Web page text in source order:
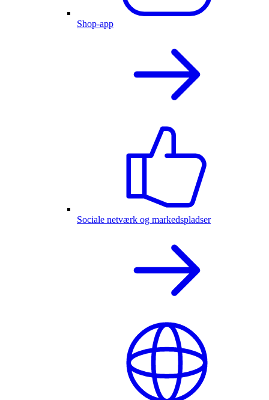
Shop-app
Sociale netværk og markedspladser